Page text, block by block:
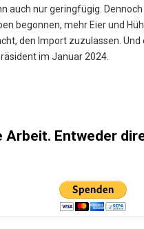
auch nur geringfügig.
begonnen, mehr Eier und
den Import zuzulassen. Und
im Januar 2024.
Entweder